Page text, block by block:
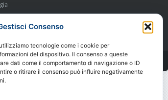
Consenso
tecnologie come i cookie per
del dispositivo. Il consenso a queste
dati come il comportamento di navigazione o ID
o ritirare il consenso può influire negativamente